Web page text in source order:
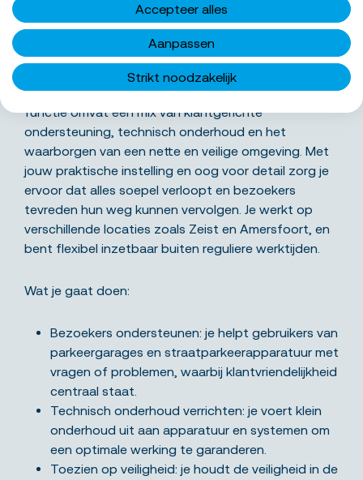
Wat ga je precies doen
Als servicedienstmedewerker draag je bij aan een
prettige en veilige parkeerervaring voor bezoekers. Je
functie omvat een mix van klantgerichte
ondersteuning, technisch onderhoud en het
waarborgen van een nette en veilige omgeving. Met
jouw praktische instelling en oog voor detail zorg je
ervoor dat alles soepel verloopt en bezoekers
tevreden hun weg kunnen vervolgen. Je werkt op
verschillende locaties zoals Zeist en Amersfoort, en
bent flexibel inzetbaar buiten reguliere werktijden.
Wat je gaat doen:
Bezoekers ondersteunen: je helpt gebruikers van
parkeergarages en straatparkeerapparatuur met
vragen of problemen, waarbij klantvriendelijkheid
centraal staat.
Technisch onderhoud verrichten: je voert klein
onderhoud uit aan apparatuur en systemen om
een optimale werking te garanderen.
Toezien op veiligheid: je houdt de veiligheid in de
Accepteer alles
Aanpassen
Strikt noodzakelijk